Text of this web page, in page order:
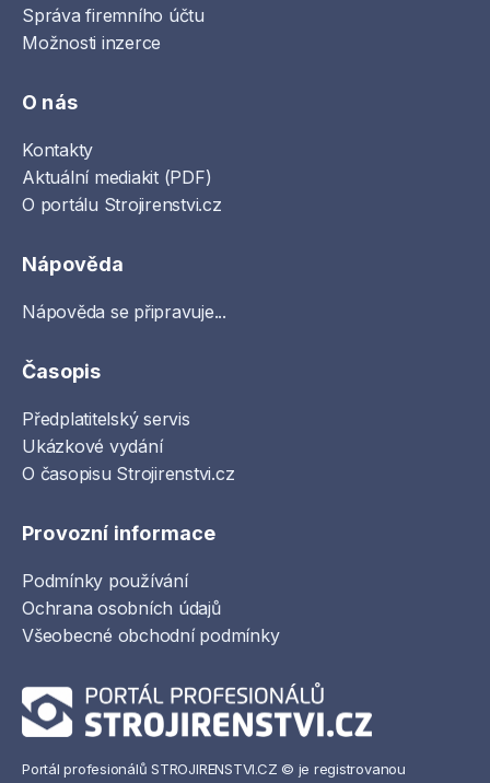
Správa firemního účtu
Možnosti inzerce
O nás
Kontakty
Aktuální mediakit (PDF)
O portálu Strojirenstvi.cz
Nápověda
Nápověda se připravuje...
Časopis
Předplatitelský servis
Ukázkové vydání
O časopisu Strojirenstvi.cz
Provozní informace
Podmínky používání
Ochrana osobních údajů
Všeobecné obchodní podmínky
Portál profesionálů STROJIRENSTVI.CZ © je registrovanou